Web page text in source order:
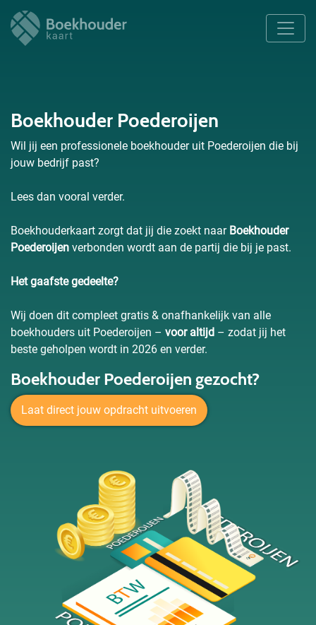
Boekhouder Poederoijen
Wil jij een professionele boekhouder uit Poederoijen die bij
jouw bedrijf past?
Lees dan vooral verder.
Boekhouderkaart zorgt dat jij die zoekt naar Boekhouder
Poederoijen verbonden wordt aan de partij die bij je past.
Het gaafste gedeelte?
Wij doen dit compleet gratis & onafhankelijk van alle
boekhouders uit Poederoijen – voor altijd – zodat jij het
beste geholpen wordt in 2026 en verder.
Boekhouder Poederoijen gezocht?
Laat direct jouw opdracht uitvoeren